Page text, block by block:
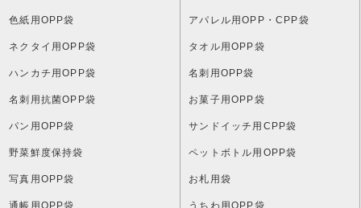
色紙用OPP袋 アパレル用OPP・CPP袋
ネクタイ用OPP袋 タオル用OPP袋
ハンカチ用OPP袋 名刺用OPP袋
名刺用抗菌OPP袋 お菓子用OPP袋
パン用OPP袋 サンドイッチ用CPP袋
野菜鮮度保持袋 ペットボトル用OPP袋
写真用OPP袋 お札用袋
通帳用OPP袋 うちわ用OPP袋